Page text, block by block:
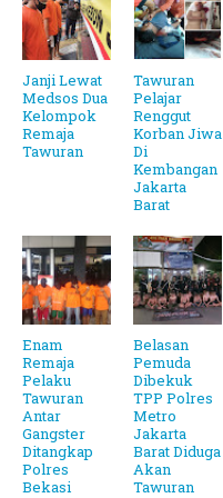
Janji Lewat
Medsos Dua
Kelompok
Remaja
Tawuran
Tawuran
Pelajar
Renggut
Korban Jiwa
Di
Kembangan
Jakarta
Barat
Enam
Remaja
Pelaku
Tawuran
Antar
Gangster
Ditangkap
Polres
Bekasi
Belasan
Pemuda
Dibekuk
TPP Polres
Metro
Jakarta
Barat Diduga
Akan
Tawuran